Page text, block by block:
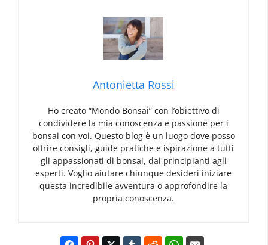
Antonietta Rossi
Ho creato “Mondo Bonsai” con l’obiettivo di
condividere la mia conoscenza e passione per i
bonsai con voi. Questo blog è un luogo dove posso
offrire consigli, guide pratiche e ispirazione a tutti
gli appassionati di bonsai, dai principianti agli
esperti. Voglio aiutare chiunque desideri iniziare
questa incredibile avventura o approfondire la
propria conoscenza.